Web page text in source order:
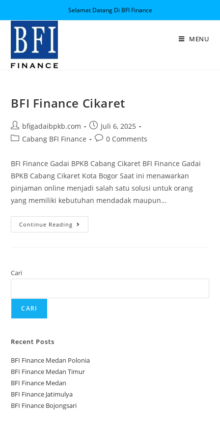
Selamat Datang Di BFI Finance
MENU
BFI Finance Cikaret
bfigadaibpkb.com
Juli 6, 2025
Cabang BFI Finance
0 Comments
BFI Finance Gadai BPKB Cabang Cikaret BFI Finance Gadai
BPKB Cabang Cikaret Kota Bogor Saat ini menawarkan
pinjaman online menjadi salah satu solusi untuk orang
yang memiliki kebutuhan mendadak maupun…
Continue Reading
Cari
CARI
Recent Posts
BFI Finance Medan Polonia
BFI Finance Medan Timur
BFI Finance Medan
BFI Finance Jatimulya
BFI Finance Bojongsari